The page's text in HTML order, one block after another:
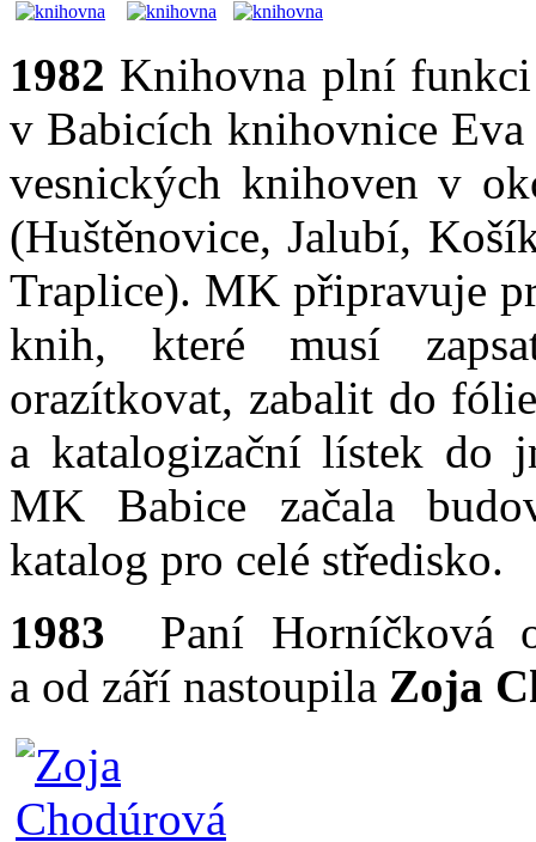
1982 Knihovna plní
v Babicích knihovnice
vesnických knihoven v
(Huštěnovice, Jalubí,
Traplice). MK připravuje
knih, které musí
orazítkovat, zabalit do
a katalogizační lístek do
MK Babice začala
katalog pro celé středisko.
1983 Paní Horníčková
a od září nastoupila Zoja